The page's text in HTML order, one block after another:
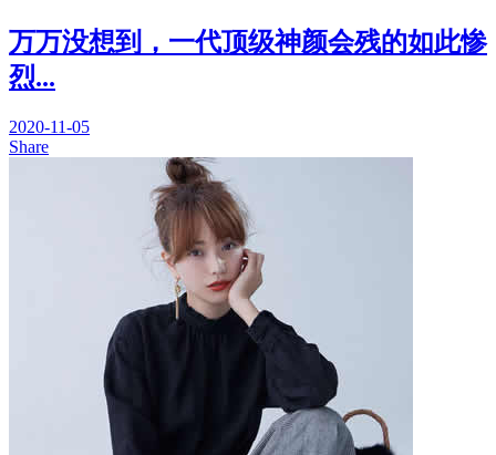
万万没想到，一代顶级神颜会残的如此惨
烈...
2020-11-05
Share